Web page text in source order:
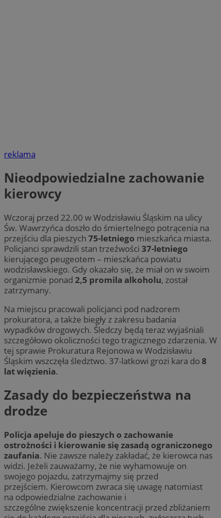
reklama
Nieodpowiedzialne zachowanie
kierowcy
Wczoraj przed 22.00 w Wodzisławiu Śląskim na ulicy
Św. Wawrzyńca doszło do śmiertelnego potrącenia na
przejściu dla pieszych 75-letniego mieszkańca miasta.
Policjanci sprawdzili stan trzeźwości 37-letniego
kierującego peugeotem – mieszkańca powiatu
wodzisławskiego. Gdy okazało się, że miał on w swoim
organizmie ponad 2,5 promila alkoholu, został
zatrzymany.
Na miejscu pracowali policjanci pod nadzorem
prokuratora, a także biegły z zakresu badania
wypadków drogowych. Śledczy będą teraz wyjaśniali
szczegółowo okoliczności tego tragicznego zdarzenia. W
tej sprawie Prokuratura Rejonowa w Wodzisławiu
Śląskim wszczęła śledztwo. 37-latkowi grozi kara do8
lat więzienia.
Zasady do bezpieczeństwa na
drodze
Policja apeluje do pieszych o zachowanie
ostrożności i kierowanie się zasadą ograniczonego
zaufania. Nie zawsze należy zakładać, że kierowca nas
widzi. Jeżeli zauważamy, że nie wyhamowuje on
swojego pojazdu, zatrzymajmy się przed
przejściem. Kierowcom zwraca się uwagę natomiast
na odpowiedzialne zachowanie i
szczególne zwiększenie koncentracji przed zbliżaniem